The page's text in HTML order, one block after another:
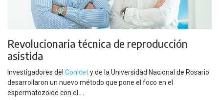
Revolucionaria técnica de reproducción
asistida
Investigadores del Conicety de la Universidad Nacional de Rosario
desarrollaron un nuevo método que pone el foco en el
espermatozoide con el ...